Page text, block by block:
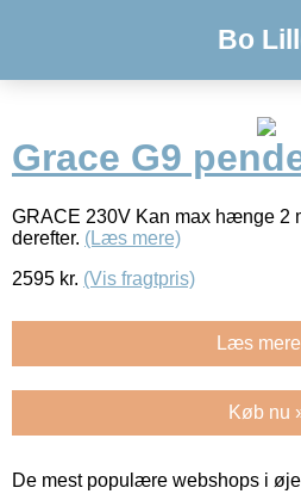
Bo
Grace G9
GRACE 230V Kan max hænge 2
derefter. (Læs mere)
2595 kr. (Vis fragtpris)
Læs
Køb nu
De mest populære webshops i